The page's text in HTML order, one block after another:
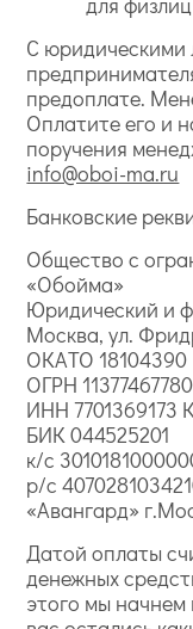
С юридическими
предоплате.
Оплатите его и
поручения
info@oboi-ma.ru
Банковские
Общество с
«Обойма»
Юридический и
Москва, ул.
ОКАТО 18104390
ОГРН
ИНН 7701369173
БИК 044525201
к/с
р/с
«Авангард»
Датой оплаты
денежных
этого мы начнем